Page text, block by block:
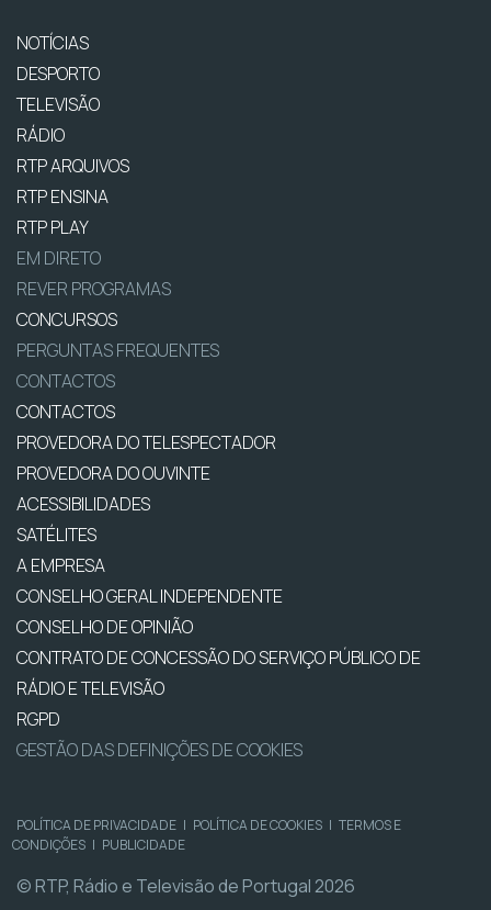
NOTÍCIAS
DESPORTO
TELEVISÃO
RÁDIO
RTP ARQUIVOS
RTP ENSINA
RTP PLAY
EM DIRETO
REVER PROGRAMAS
CONCURSOS
PERGUNTAS FREQUENTES
CONTACTOS
CONTACTOS
PROVEDORA DO TELESPECTADOR
PROVEDORA DO OUVINTE
ACESSIBILIDADES
SATÉLITES
A EMPRESA
CONSELHO GERAL INDEPENDENTE
CONSELHO DE OPINIÃO
CONTRATO DE CONCESSÃO DO SERVIÇO PÚBLICO DE
RÁDIO E TELEVISÃO
RGPD
GESTÃO DAS DEFINIÇÕES DE COOKIES
POLÍTICA DE PRIVACIDADE | POLÍTICA DE COOKIES | TERMOS E
CONDIÇÕES | PUBLICIDADE
© RTP, Rádio e Televisão de Portugal 2026